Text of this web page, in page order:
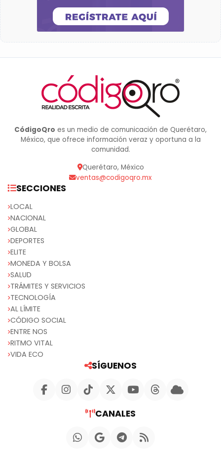
CódigoQro es un medio de comunicación de Querétaro,
México, que ofrece información veraz y oportuna a la
comunidad.
Querétaro, México
ventas@codigoqro.mx
SECCIONES
LOCAL
NACIONAL
GLOBAL
DEPORTES
ELITE
MONEDA Y BOLSA
SALUD
TRÁMITES Y SERVICIOS
TECNOLOGÍA
AL LÍMITE
CÓDIGO SOCIAL
ENTRE NOS
RITMO VITAL
VIDA ECO
SÍGUENOS
CANALES